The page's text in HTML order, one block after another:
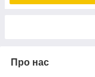
Про нас